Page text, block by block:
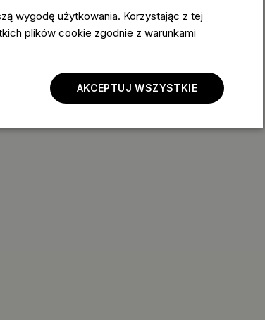
wygodę użytkowania. Korzystając z tej
plików cookie zgodnie z warunkami
AKCEPTUJ WSZYSTKIE